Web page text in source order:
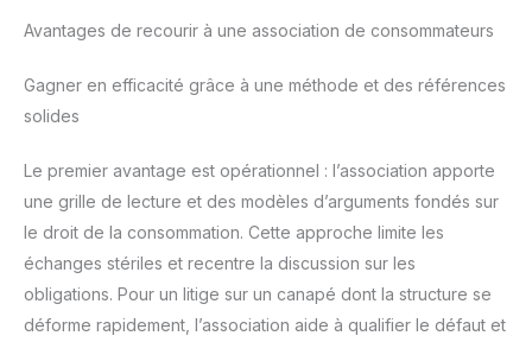
Verfügung.
easy to move, making it ideal for moving house. This is a
Avantages de recourir à une association de consommateurs
Gagner en efficacité grâce à une méthode et des références
solides
Le premier avantage est opérationnel : l’association apporte
une grille de lecture et des modèles d’arguments fondés sur
le droit de la consommation. Cette approche limite les
échanges stériles et recentre la discussion sur les
obligations. Pour un litige sur un canapé dont la structure se
déforme rapidement, l’association aide à qualifier le défaut et